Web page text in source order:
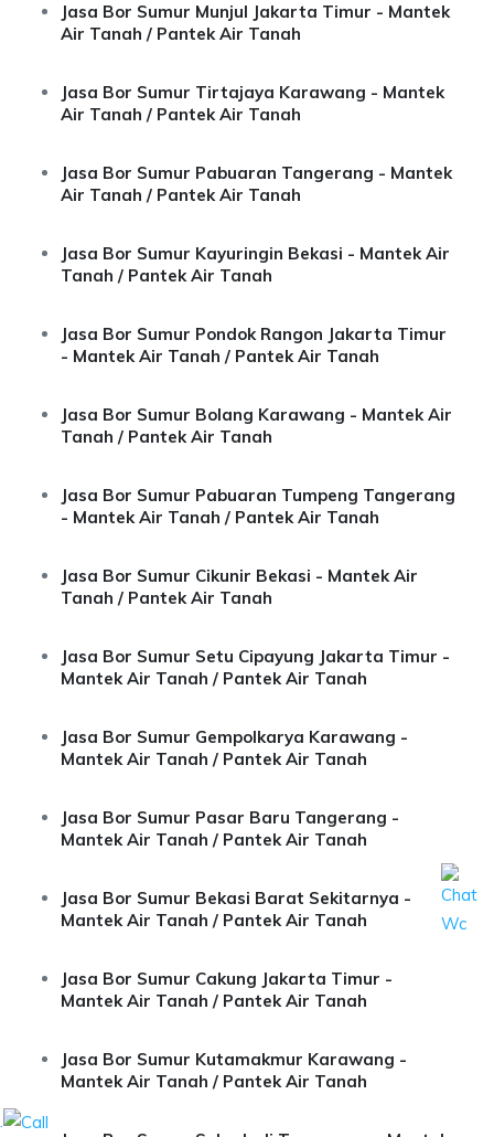
Jasa Bor Sumur Munjul Jakarta Timur - Mantek
Air Tanah / Pantek Air Tanah
Jasa Bor Sumur Tirtajaya Karawang - Mantek
Air Tanah / Pantek Air Tanah
Jasa Bor Sumur Pabuaran Tangerang - Mantek
Air Tanah / Pantek Air Tanah
Jasa Bor Sumur Kayuringin Bekasi - Mantek Air
Tanah / Pantek Air Tanah
Jasa Bor Sumur Pondok Rangon Jakarta Timur
- Mantek Air Tanah / Pantek Air Tanah
Jasa Bor Sumur Bolang Karawang - Mantek Air
Tanah / Pantek Air Tanah
Jasa Bor Sumur Pabuaran Tumpeng Tangerang
- Mantek Air Tanah / Pantek Air Tanah
Jasa Bor Sumur Cikunir Bekasi - Mantek Air
Tanah / Pantek Air Tanah
Jasa Bor Sumur Setu Cipayung Jakarta Timur -
Mantek Air Tanah / Pantek Air Tanah
Jasa Bor Sumur Gempolkarya Karawang -
Mantek Air Tanah / Pantek Air Tanah
Jasa Bor Sumur Pasar Baru Tangerang -
Mantek Air Tanah / Pantek Air Tanah
Jasa Bor Sumur Bekasi Barat Sekitarnya -
Mantek Air Tanah / Pantek Air Tanah
Jasa Bor Sumur Cakung Jakarta Timur -
Mantek Air Tanah / Pantek Air Tanah
Jasa Bor Sumur Kutamakmur Karawang -
Mantek Air Tanah / Pantek Air Tanah